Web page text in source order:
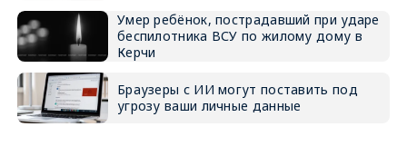
Умер ребёнок, пострадавший при ударе
беспилотника ВСУ по жилому дому в
Керчи
Браузеры с ИИ могут поставить под
угрозу ваши личные данные